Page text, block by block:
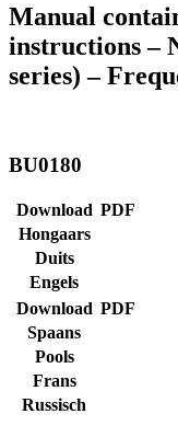
Manual
instructions –
series) –
BU0180
Download PDF
Hongaars
Duits
Engels
Download PDF
Spaans
Pools
Frans
Russisch